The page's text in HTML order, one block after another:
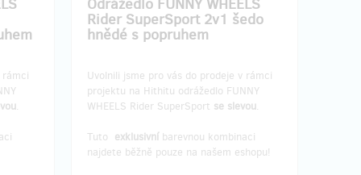
rámci
.
Odrážedlo FUNNY WHEELS
Rider SuperSport 2v1 šedo
hnědé s popruhem
Uvolnili jsme pro vás do prodeje v rámci
projektu na Hithitu odrážedlo FUNNY
WHEELS Rider SuperSport se slevou.
Tuto exklusivní barevnou kombinaci
najdete běžně pouze na našem eshopu!